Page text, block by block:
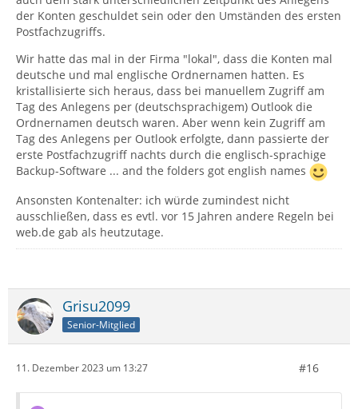
der Konten geschuldet sein oder den Umständen des ersten
Postfachzugriffs.
Wir hatte das mal in der Firma "lokal", dass die Konten mal
deutsche und mal englische Ordnernamen hatten. Es
kristallisierte sich heraus, dass bei manuellem Zugriff am
Tag des Anlegens per (deutschsprachigem) Outlook die
Ordnernamen deutsch waren. Aber wenn kein Zugriff am
Tag des Anlegens per Outlook erfolgte, dann passierte der
erste Postfachzugriff nachts durch die englisch-sprachige
Backup-Software ... and the folders got english names
Ansonsten Kontenalter: ich würde zumindest nicht
ausschließen, dass es evtl. vor 15 Jahren andere Regeln bei
web.de gab als heutzutage.
Grisu2099
Senior-Mitglied
11. Dezember 2023 um 13:27 #16